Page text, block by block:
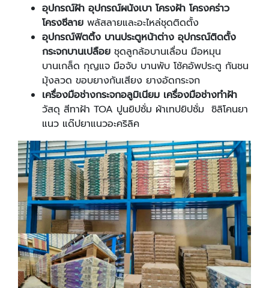
อุปกรณ์ฝ้า อุปกรณ์ผนังเบา โครงฝ้า โครงคร่าว
โครงซีลาย พลัสลายและอะไหล่ชุดติดตั้ง
อุปกรณ์ฟิตติ้ง บานประตูหน้าต่าง อุปกรณ์ติดตั้ง
กระจกบานเปลือย ชุดลูกล้อบานเลื่อน มือหมุน
บานเกล็ด กุญแจ มือจับ บานพับ โช้คอัพประตู กันชน
มุ้งลวด ขอบยางกันเสียง ยางอัดกระจก
เครื่องมือช่างกระจกอลูมิเนียม เครื่องมือช่างทำฝ้า
วัสดุ สีทาฝ้า TOA ปูนยิปซั่ม ผ้าเทปยิปซั่ม ซิลิโคนยา
แนว แด๊ปยาแนวอะคริลิค